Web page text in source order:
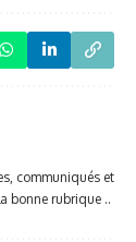
communiqués et
bonne rubrique ..